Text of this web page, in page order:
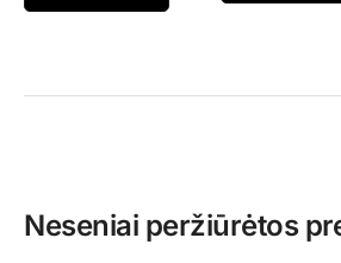
Neseniai peržiūrėtos